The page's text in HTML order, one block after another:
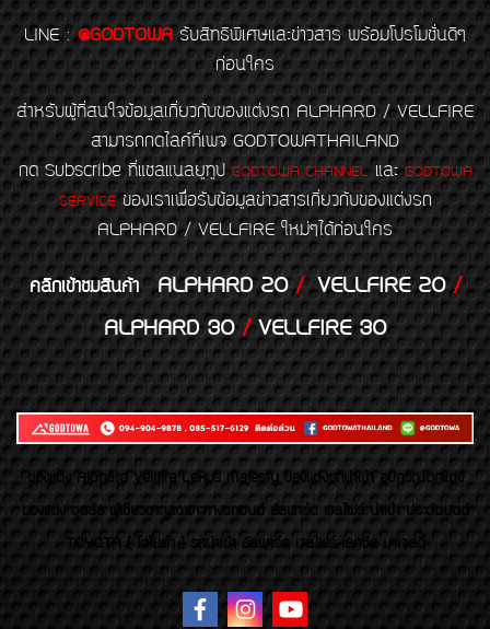
LINE : @GODTOWA รับสิทธิพิเศษและข่าวสาร พร้อมโปรโมชั่นดีๆ
ก่อนใคร
สำหรับผู้ที่สนใจข้อมูลเกี่ยวกับของแต่งรถ ALPHARD / VELLFIRE
สามารถกดไลค์ที่เพจ GODTOWATHAILAND
กด Subscribe ที่แชลแนลยูทูป GODTOWA CHANNELและGODTOWA
SERVICEของเราเพื่อรับข้อมูลข่าวสารเกี่ยวกับของแต่งรถ
ALPHARD / VELLFIRE ใหม่ๆได้ก่อนใคร
คลิกเข้าชมสินค้า ALPHARD 20/VELLFIRE 20/
ALPHARD 30/VELLFIRE 30
ของเเต่ง Alphard Vellfire Lexus Majesty ของเเต่งรถนำเข้า อุปกรณ์ตกแต่ง
ของแต่ง ชุดล้อ ผู้เชี่ยวชาญเฉพาะทางรถยนต์ อัลพาร์ด เวลไฟร์ นำเข้า ประดับยนต์
TOYOTA ( โตโยต้า ) รถนำเข้า อัลพาร์ด เวลไฟร์ เลกซัส มาเจสตี้